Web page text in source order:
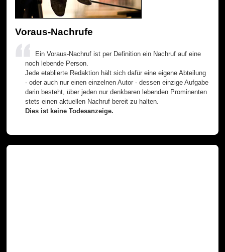
Voraus-Nachrufe
Ein Voraus-Nachruf ist per Definition ein Nachruf auf eine
noch lebende Person.
Jede etablierte Redaktion hält sich dafür eine eigene Abteilung
- oder auch nur einen einzelnen Autor - dessen einzige Aufgabe
darin besteht, über jeden nur denkbaren lebenden Prominenten
stets einen aktuellen Nachruf bereit zu halten.
Dies ist keine Todesanzeige.